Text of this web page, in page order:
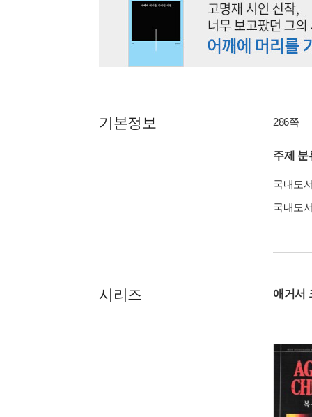
기본정보 286쪽
주제 분
국내도
국내도
시리즈 애거서